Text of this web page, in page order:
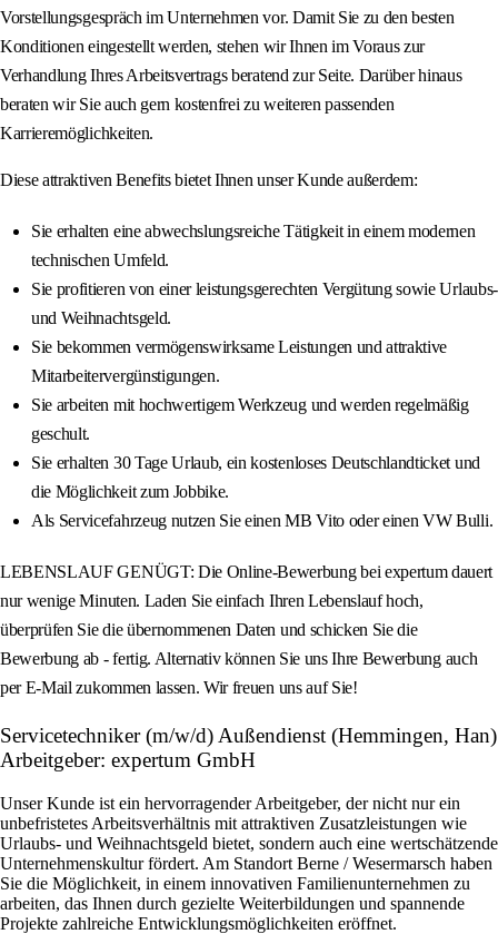
Vorstellungsgespräch im Unternehmen vor. Damit Sie zu den besten
Konditionen eingestellt werden, stehen wir Ihnen im Voraus zur
Verhandlung Ihres Arbeitsvertrags beratend zur Seite. Darüber hinaus
beraten wir Sie auch gern kostenfrei zu weiteren passenden
Karrieremöglichkeiten.
Diese attraktiven Benefits bietet Ihnen unser Kunde außerdem:
Sie erhalten eine abwechslungsreiche Tätigkeit in einem modernen
technischen Umfeld.
Sie profitieren von einer leistungsgerechten Vergütung sowie Urlaubs-
und Weihnachtsgeld.
Sie bekommen vermögenswirksame Leistungen und attraktive
Mitarbeitervergünstigungen.
Sie arbeiten mit hochwertigem Werkzeug und werden regelmäßig
geschult.
Sie erhalten 30 Tage Urlaub, ein kostenloses Deutschlandticket und
die Möglichkeit zum Jobbike.
Als Servicefahrzeug nutzen Sie einen MB Vito oder einen VW Bulli.
LEBENSLAUF GENÜGT: Die Online-Bewerbung bei expertum dauert
nur wenige Minuten. Laden Sie einfach Ihren Lebenslauf hoch,
überprüfen Sie die übernommenen Daten und schicken Sie die
Bewerbung ab - fertig. Alternativ können Sie uns Ihre Bewerbung auch
per E-Mail zukommen lassen. Wir freuen uns auf Sie!
Servicetechniker (m/w/d) Außendienst (Hemmingen, Han)
Arbeitgeber: expertum GmbH
Unser Kunde ist ein hervorragender Arbeitgeber, der nicht nur ein
unbefristetes Arbeitsverhältnis mit attraktiven Zusatzleistungen wie
Urlaubs- und Weihnachtsgeld bietet, sondern auch eine wertschätzende
Unternehmenskultur fördert. Am Standort Berne / Wesermarsch haben
Sie die Möglichkeit, in einem innovativen Familienunternehmen zu
arbeiten, das Ihnen durch gezielte Weiterbildungen und spannende
Projekte zahlreiche Entwicklungsmöglichkeiten eröffnet.